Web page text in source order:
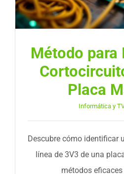
Método
Placa
Informática y
Descubre cómo identificar
línea de 3V3 de una
métodos